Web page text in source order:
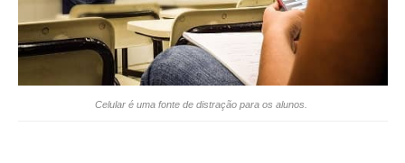
Celular é uma fonte de distração para os alunos.